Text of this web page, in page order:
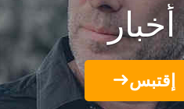
أخبار
إقتبس